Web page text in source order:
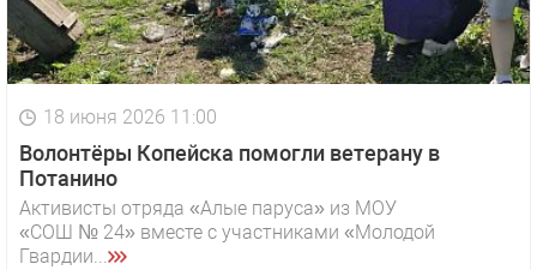
18 июня 2026 11:00
Волонтёры Копейска помогли ветерану в
Потанино
Активисты отряда «Алые паруса» из МОУ
«СОШ № 24» вместе с участниками «Молодой
Гвардии...